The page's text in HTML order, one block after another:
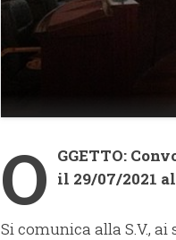
O GGETTO:
il 29/07/2021
Si comunica alla S.V.,